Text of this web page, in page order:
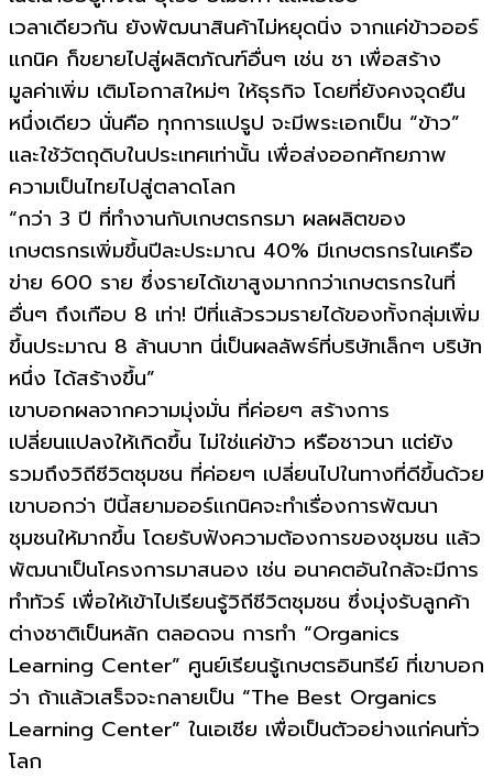
เวลาเดียวกัน ยังพัฒนาสินค้าไม่หยุดนิ่ง จากแค่ข้าวออร์
แกนิค ก็ขยายไปสู่ผลิตภัณฑ์อื่นๆ เช่น ชา เพื่อสร้าง
มูลค่าเพิ่ม เติมโอกาสใหม่ๆ ให้ธุรกิจ โดยที่ยังคงจุดยืน
หนึ่งเดียว นั่นคือ ทุกการแปรูป จะมีพระเอกเป็น “ข้าว”
และใช้วัตถุดิบในประเทศเท่านั้น เพื่อส่งออกศักยภาพ
ความเป็นไทยไปสู่ตลาดโลก
“กว่า 3 ปี ที่ทำงานกับเกษตรกรมา ผลผลิตของ
เกษตรกรเพิ่มขึ้นปีละประมาณ 40% มีเกษตรกรในเครือ
ข่าย 600 ราย ซึ่งรายได้เขาสูงมากกว่าเกษตรกรในที่
อื่นๆ ถึงเกือบ 8 เท่า! ปีที่แล้วรวมรายได้ของทั้งกลุ่มเพิ่ม
ขึ้นประมาณ 8 ล้านบาท นี่เป็นผลลัพธ์ที่บริษัทเล็กๆ บริษัท
หนึ่ง ได้สร้างขึ้น”
เขาบอกผลจากความมุ่งมั่น ที่ค่อยๆ สร้างการ
เปลี่ยนแปลงให้เกิดขึ้น ไม่ใช่แค่ข้าว หรือชาวนา แต่ยัง
รวมถึงวิถีชีวิตชุมชน ที่ค่อยๆ เปลี่ยนไปในทางที่ดีขึ้นด้วย
เขาบอกว่า ปีนี้สยามออร์แกนิคจะทำเรื่องการพัฒนา
ชุมชนให้มากขึ้น โดยรับฟังความต้องการของชุมชน แล้ว
พัฒนาเป็นโครงการมาสนอง เช่น อนาคตอันใกล้จะมีการ
ทำทัวร์ เพื่อให้เข้าไปเรียนรู้วิถีชีวิตชุมชน ซึ่งมุ่งรับลูกค้า
ต่างชาติเป็นหลัก ตลอดจน การทำ “Organics
Learning Center” ศูนย์เรียนรู้เกษตรอินทรีย์ ที่เขาบอก
ว่า ถ้าแล้วเสร็จจะกลายเป็น “The Best Organics
Learning Center” ในเอเชีย เพื่อเป็นตัวอย่างแก่คนทั่ว
โลก